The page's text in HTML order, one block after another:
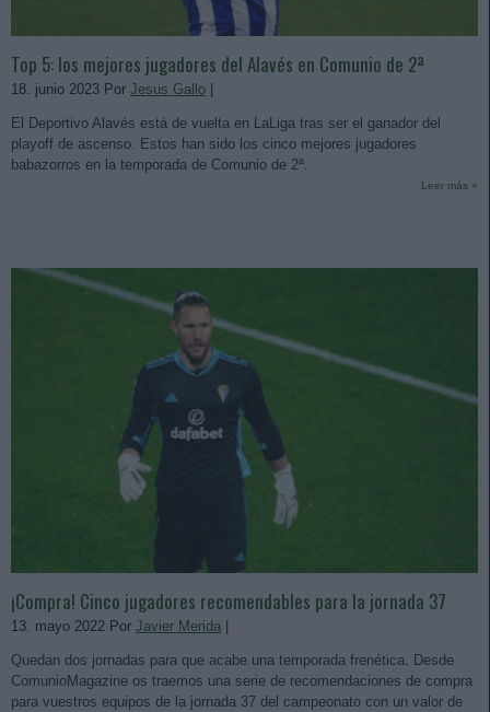
Top 5: los mejores jugadores del Alavés en Comunio de 2ª
18. junio 2023 Por Jesus Gallo
El Deportivo Alavés está de vuelta en LaLiga tras ser el ganador del
playoff de ascenso. Estos han sido los cinco mejores jugadores
babazorros en la temporada de Comunio de 2ª.
Leer más »
¡Compra! Cinco jugadores recomendables para la jornada 37
13. mayo 2022 Por Javier Merida
Quedan dos jornadas para que acabe una temporada frenética. Desde
ComunioMagazine os traemos una serie de recomendaciones de compra
para vuestros equipos de la jornada 37 del campeonato con un valor de